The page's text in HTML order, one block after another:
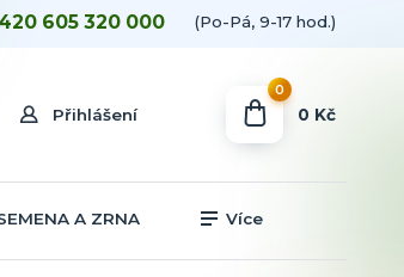
Přihlášení
605 320 000 (Po-Pá, 9-17 hod.)
0
0 Kč
A ZRNA Více